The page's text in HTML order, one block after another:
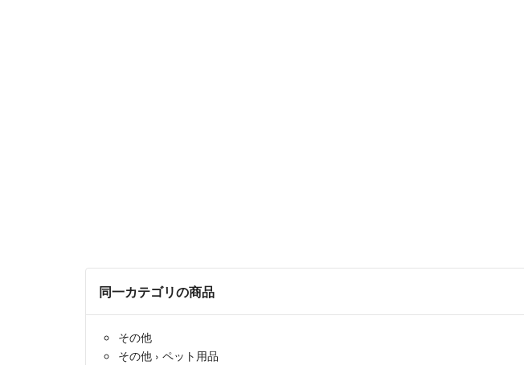
同一カテゴリの商品
その他
その他 › ペット用品